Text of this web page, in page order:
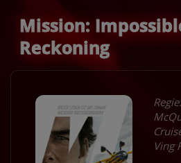
Mission:
Reckoning
Ving